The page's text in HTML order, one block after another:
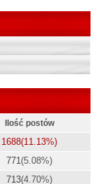
Ilość postów
1688(11.13%)
771(5.08%)
713(4.70%)